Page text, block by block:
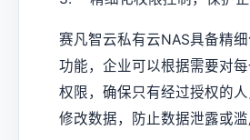
赛凡智云私有云NAS具备精
功能，企业可以根据需要对
权限，确保只有经过授权的
修改数据，防止数据泄露或滥